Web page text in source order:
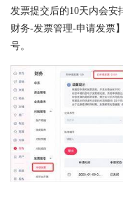
发票提交后的10天内会
财务-发票管理-申请发票
号。